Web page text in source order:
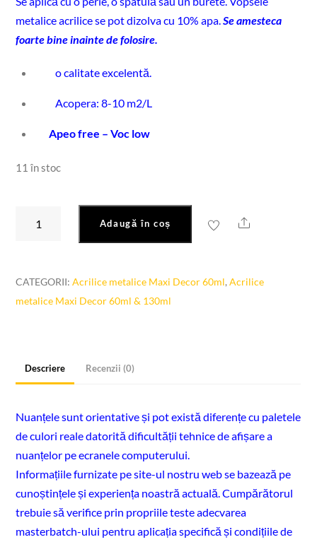
metalice acrilice se pot dizolva cu 10% apa.Se amesteca
foarte bine inainte de folosire.
o calitate excelentă.
Acopera: 8-10 m2/L
Apeo free – Voc low
11 în stoc
Adaugă în coș Share
CATEGORII:Acrilice metalice Maxi Decor 60ml,Acrilice
metalice Maxi Decor 60ml & 130ml
Descriere Recenzii (0)
Nuanțele sunt orientative și pot există diferențe cu paletele
de culori reale datorită dificultății tehnice de afișare a
nuanțelor pe ecranele computerului.
Informațiile furnizate pe site-ul nostru web se bazează pe
cunoștințele și experiența noastră actuală. Cumpărătorul
trebuie să verifice prin propriile teste adecvarea
masterbatch-ului pentru aplicația specifică și condițiile de